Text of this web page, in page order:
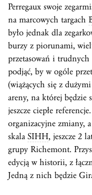
Perregaux swoje
na marcowych targach
było jednak dla
burzy z piorunami,
przetasowań i
podjąć, by w ogóle
(wiążących się z
areny, na której będzie
jeszcze ciepłe
organizacyjne zmiany,
skala SIHH, jeszcze 2
grupy Richemont.
edycją w historii, z
Jedną z nich będzie